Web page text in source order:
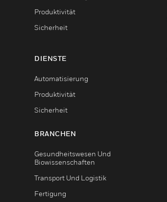
Produktivität
Sicherheit
DIENSTE
Automatisierung
Produktivität
Sicherheit
BRANCHEN
Gesundheitswesen Und
Biowissenschaften
Transport Und Logistik
Fertigung